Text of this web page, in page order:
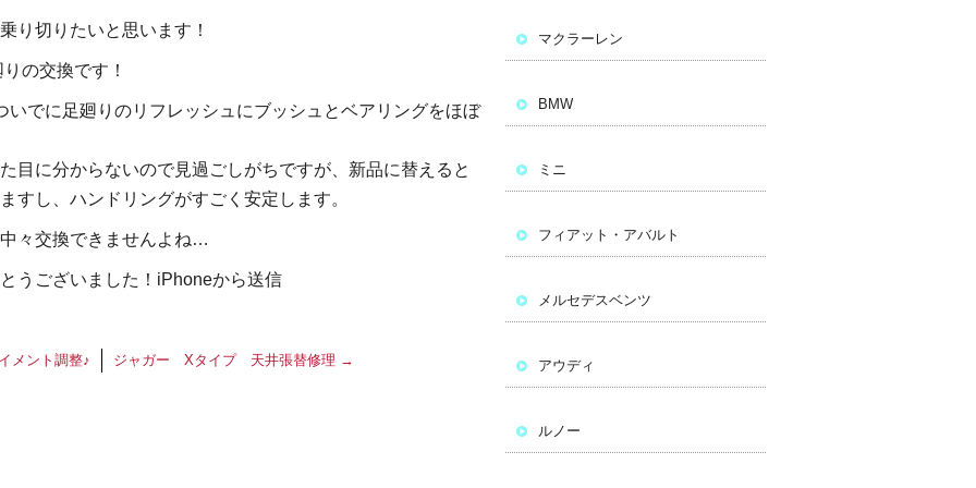
り切りたいと思います！
の交換です！
でに足廻りのリフレッシュにブッシュとベアリングをほぼ
目に分からないので見過ごしがちですが、新品に替えると
すし、ハンドリングがすごく安定します。
々交換できませんよね…
うございました！iPhoneから送信
メント調整♪ ジャガー Xタイプ 天井張替修理 →
マクラーレン
BMW
ミニ
フィアット・アバルト
メルセデスベンツ
アウディ
ルノー